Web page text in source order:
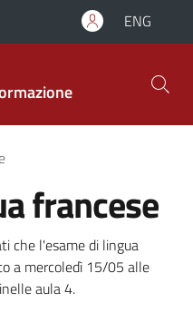
ENG
francese
che l'esame di lingua
a mercoledì 15/05 alle
aula 4.